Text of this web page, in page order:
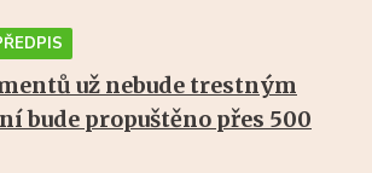
už nebude trestným
bude propuštěno přes 500